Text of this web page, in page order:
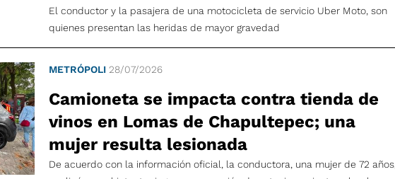
El conductor y la pasajera de una motocicleta de servicio Uber Moto, son
quienes presentan las heridas de mayor gravedad
METRÓPOLI 28/07/2026
Camioneta se impacta contra tienda de
vinos en Lomas de Chapultepec; una
mujer resulta lesionada
De acuerdo con la información oficial, la conductora, una mujer de 72 años,